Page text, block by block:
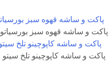
پاکت و ساشه قهوه سبز بورسیاتو
پاکت و ساشه کاپوچینو تلخ سیتو